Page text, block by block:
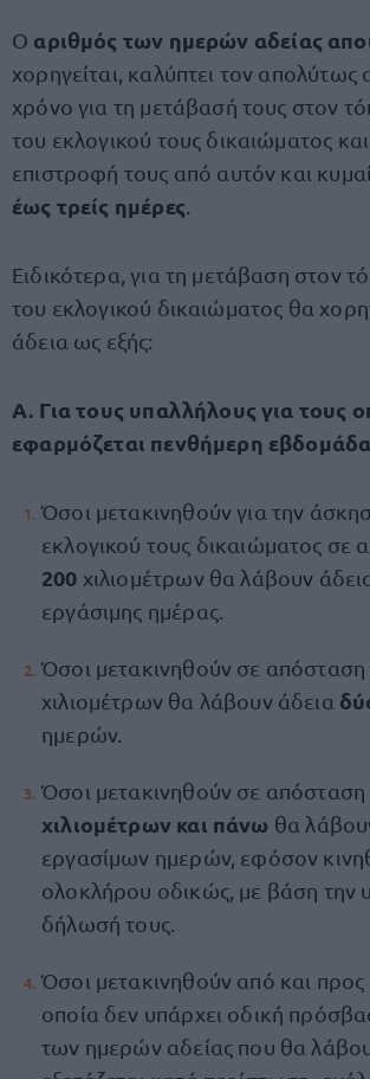
Ο αριθμός των ημερών αδείας
χορηγείται, καλύπτει τον απολύτως
χρόνο για τη μετάβασή τους στον
του εκλογικού τους δικαιώματος
επιστροφή τους από αυτόν και
έως τρείς ημέρες
Ειδικότερα, για τη μετάβαση στον
του εκλογικού δικαιώματος θα
άδεια ως εξής:
Α. Για τους υπαλλήλους για τους
εφαρμόζεται πενθήμερη
Όσοι μετακινηθούν για την
εκλογικού τους δικαιώματος σε
200 χιλιομέτρων θα λάβουν
εργάσιμης ημέρας.
Όσοι μετακινηθούν σε απόσταση
χιλιομέτρων θα λάβουν άδεια
ημερών.
Όσοι μετακινηθούν σε απόσταση
χιλιομέτρων και πάνω θα
εργασίμων ημερών, εφόσον
ολοκλήρου οδικώς, με βάση την
δήλωσή τους.
Όσοι μετακινηθούν από και προς
οποία δεν υπάρχει οδική
των ημερών αδείας που θα